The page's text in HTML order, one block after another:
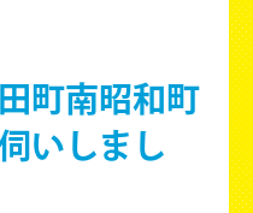
町南昭和町
いしまし